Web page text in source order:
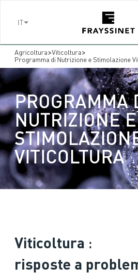
IT
Agricoltura>Viticoltura>
Programma di Nutrizione e Stimolazione
PROGRAMMA
NUTRIZIONE E
VITICOLTURA
Viticoltura :
risposte a